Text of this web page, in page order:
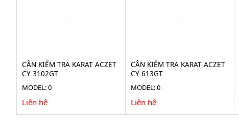
CÂN KIỂM TRA KARAT ACZET
CY 3102GT
MODEL: 0
Liên hệ
CÂN KIỂM TRA KARAT ACZET
CY 613GT
MODEL: 0
Liên hệ